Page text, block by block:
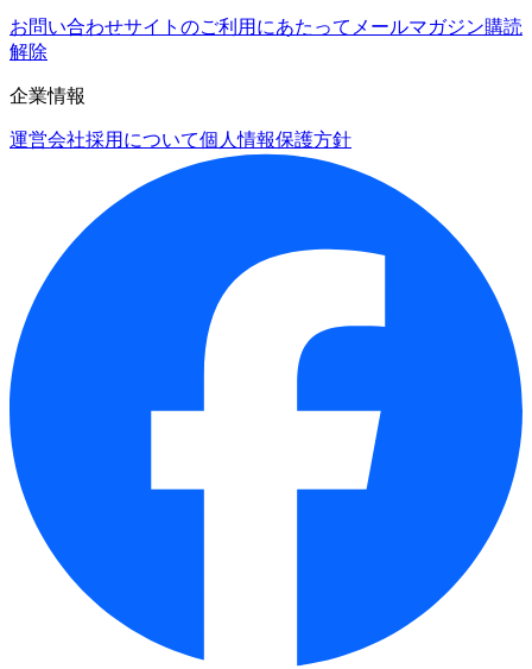
お問い合わせサイトのご利用にあたって メールマガジン購読
解除
企業情報
運営会社採用について個人情報保護方針